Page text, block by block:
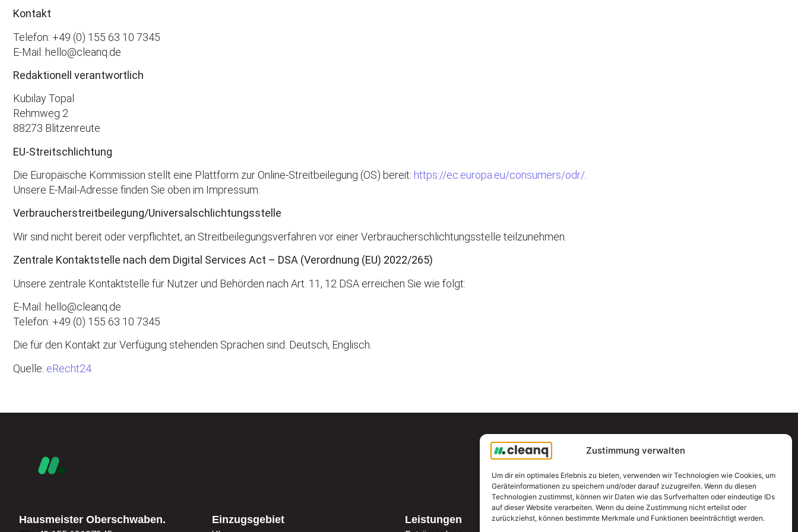
Zustimmung verwalten
Um dir ein optimales Erlebnis zu bieten, verwenden wir Technologien wie Cookies, um
Geräteinformationen zu speichern und/oder darauf zuzugreifen. Wenn du diesen
Technologien zustimmst, können wir Daten wie das Surfverhalten oder eindeutige IDs
auf dieser Website verarbeiten. Wenn du deine Zustimmung nicht erteilst oder
zurückziehst, können bestimmte Merkmale und Funktionen beeinträchtigt werden.
Kontakt
Telefon: +49 (0) 155 63 10 7345
E-Mail: hello@cleanq.de
Redaktionell verantwortlich
Kubilay Topal
Rehmweg 2
88273 Blitzenreute
EU-Streitschlichtung
Die Europäische Kommission stellt eine Plattform zur Online-Streitbeilegung (OS) bereit: https://ec.europa.eu/consumers/odr/
Unsere E-Mail-Adresse finden Sie oben im Impressum.
Verbraucher­streit­beilegung/Universal­schlichtungs­stelle
Wir sind nicht bereit oder verpflichtet, an Streitbeilegungsverfahren vor einer Verbraucherschlichtungsstelle teilzunehmen.
Zentrale Kontaktstelle nach dem Digital Services Act – DSA (Verordnung (EU) 2022/265)
Unsere zentrale Kontaktstelle für Nutzer und Behörden nach Art. 11, 12 DSA erreichen Sie wie folgt:
E-Mail: hello@cleanq.de
Telefon: +49 (0) 155 63 10 7345
Die für den Kontakt zur Verfügung stehenden Sprachen sind: Deutsch, Englisch.
Quelle: eRecht24
Hausmeister Oberschwaben. Einzugsgebiet Leistungen Support & Hilfe